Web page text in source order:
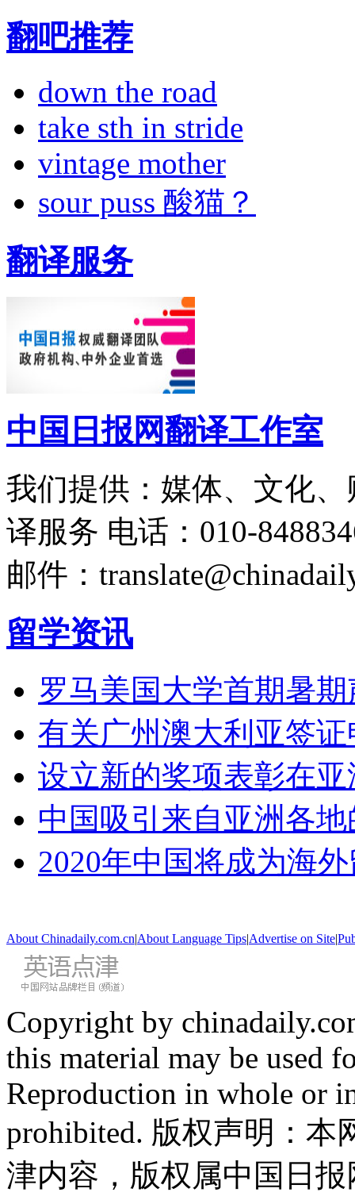
翻吧推荐
down the road
take sth in stride
vintage mother
sour puss 酸猫？
翻译服务
中国日报网翻译工作室
我们提供：媒体、文化
译服务 电话：010-
邮件：
留学资讯
罗马美国大学首期暑
有关广州澳大利亚签
设立新的奖项表彰在
中国吸引来自亚洲各
2020年中国将成为海
About Chinadaily.com.cn|About Language Tips|Advertise on Site|
Copyright by
this material may be used
Reproduction in whole or
prohibited. 版权声明：
津内容，版权属中国日